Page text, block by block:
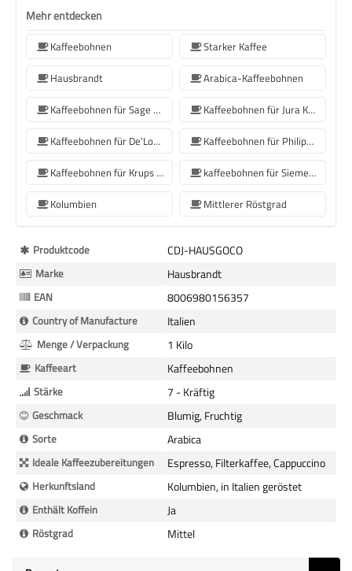
Mehr entdecken
Kaffeebohnen
Starker Kaffee
Hausbrandt
Arabica-Kaffeebohnen
Kaffeebohnen für Sage Kaffeemaschinen
Kaffeebohnen für Jura Kaffeemaschinen
Kaffeebohnen für De'Longhi Kaffeemaschine
Kaffeebohnen für Philips Kaffeemaschine
Kaffeebohnen für Krups Kaffeemaschine
kaffeebohnen für Siemens-Kaffeemaschine
Kolumbien
Mittlerer Röstgrad
Mehr
Informationen
Produktcode CDJ-HAUSGOCO
Marke Hausbrandt
EAN 8006980156357
Country of Manufacture Italien
Menge / Verpackung 1 Kilo
Kaffeeart Kaffeebohnen
Stärke 7 - Kräftig
Geschmack Blumig, Fruchtig
Sorte Arabica
Ideale Kaffeezubereitungen Espresso, Filterkaffee, Cappuccino
Herkunftsland Kolumbien, in Italien geröstet
Enthält Koffein Ja
Röstgrad Mittel